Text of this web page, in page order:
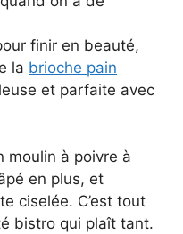
finir en beauté,
la brioche pain
et parfaite avec
moulin à poivre à
en plus, et
ciselée. C’est tout
bistro qui plaît tant.